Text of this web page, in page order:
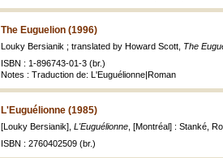
The Euguelion (1996)
Louky Bersianik ; translated by Howard Scott, The
ISBN : 1-896743-01-3 (br.)
Notes : Traduction de: L'Euguélionne|Roman
L'Euguélionne (1985)
[Louky Bersianik], L'Euguélionne , [Montréal] : Stanké,
ISBN : 2760402509 (br.)